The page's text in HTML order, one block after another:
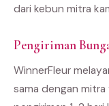
dari kebun mitra
Pengiriman
WinnerFleur
sama dengan